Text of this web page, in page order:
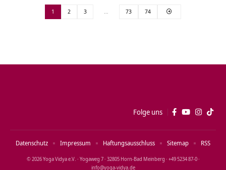
1 2 3 … 73 74
Folge uns
© 2026 Yoga Vidya e.V. · Yogaweg 7 · 32805 Horn‑Bad Meinberg · +49 5234 87‑0 ·
info@yoga‑vidya.de
Datenschutz Impressum Haftungsausschluss Sitemap RSS